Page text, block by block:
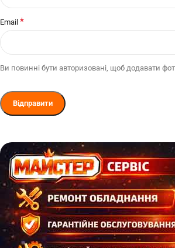
Email *
Ви повинні бути авторизовані, щоб додавати